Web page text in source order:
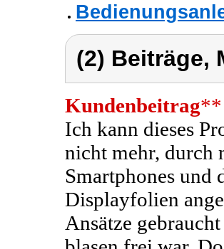
(2) Beiträge,
Kundenbeitrag**
Ich kann dieses
nicht mehr, durch
Smartphones und
Displayfolien
Ansätze